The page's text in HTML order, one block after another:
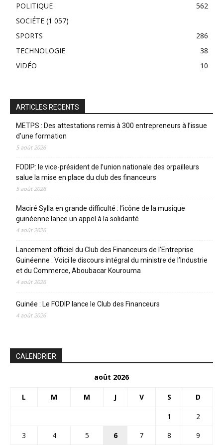
POLITIQUE
562
SOCIÉTE (1 057)
SPORTS
286
TECHNOLOGIE
38
VIDÉO
10
ARTICLES RECENTS
METPS : Des attestations remis à 300 entrepreneurs à l’issue
d’une formation
5 août 2026
FODIP: le vice-président de l’union nationale des orpailleurs
salue la mise en place du club des financeurs
5 août 2026
Maciré Sylla en grande difficulté : l’icône de la musique
guinéenne lance un appel à la solidarité
4 août 2026
Lancement officiel du Club des Financeurs de l’Entreprise
Guinéenne : Voici le discours intégral du ministre de l’Industrie
et du Commerce, Aboubacar Kourouma
4 août 2026
Guinée : Le FODIP lance le Club des Financeurs
4 août 2026
CALENDRIER
août 2026
L M M J V S D
1
2
3
4 5 6 7 8
9